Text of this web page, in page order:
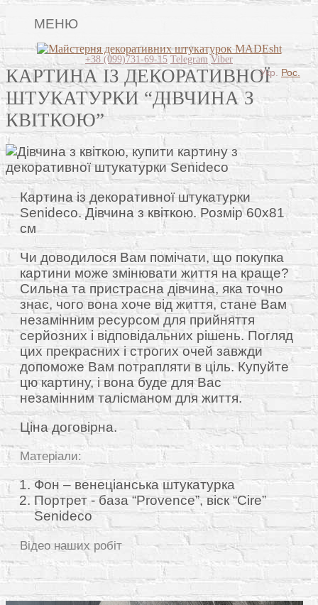
МЕНЮ
Lincrusta
Види штукатурок
Поклейка шпалер
Декоративні панно
Барельєфи
Відео
Питання-відповідь
Про нас
Контакти
+38 (099)731-69-15 Telegram Viber
КАРТИНА ІЗ ДЕКОРАТИВНОЇ
ШТУКАТУРКИ “ДІВЧИНА З
КВІТКОЮ”
Картина із декоративної штукатурки
Senideco. Дівчина з квіткою. Розмір 60х81
см
Чи доводилося Вам помічати, що покупка
картини може змінювати життя на краще?
Сильна та пристрасна дівчина, яка точно
знає, чого вона хоче від життя, стане Вам
незамінним ресурсом для прийняття
серйозних і відповідальних рішень. Погляд
цих прекрасних і строгих очей завжди
допоможе Вам потрапляти в ціль. Купуйте
цю картину, і вона буде для Вас
незамінним талісманом для життя.
Ціна договірна.
Матеріали:
Фон – венеціанська штукатурка
Портрет - база “Provence”, віск “Cire”
Senideco
Відео наших робіт
Укр. Рос.